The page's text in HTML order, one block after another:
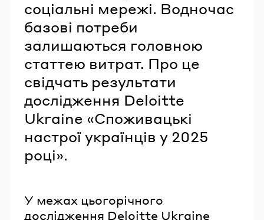
соціальні мережі. Водночас
базові потреби
залишаються головною
статтею витрат. Про це
свідчать результати
дослідження Deloitte
Ukraine «Споживацькі
настрої українців у 2025
році».
У межах цьогорічного
дослідження Deloitte Ukraine